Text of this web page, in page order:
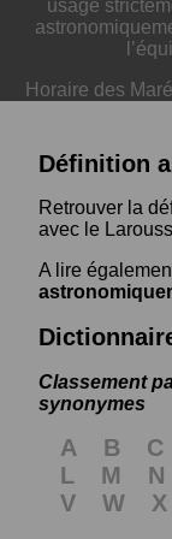
usage
Horaire des
Définition
Retrouver la
avec le
A lire
Classement
synonymes
A B C
L
M N
V
W X